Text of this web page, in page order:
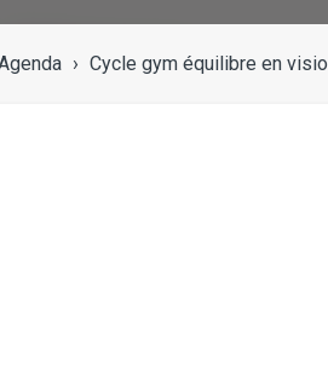
› Cycle gym équilibre en visio